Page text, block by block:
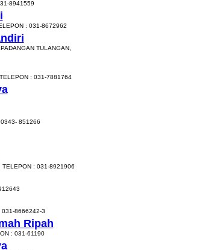
8941559
: 031-8672962
TULANGAN,
: 031-7881764
851266
TELEPON : 031-8921906
031-8666242-3
Ripah
: 031-61190